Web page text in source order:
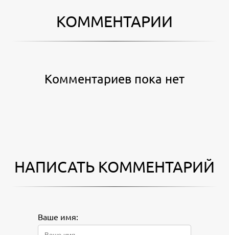
КОММЕНТАРИИ
Комментариев пока нет
НАПИСАТЬ КОММЕНТАРИЙ
Ваше имя: